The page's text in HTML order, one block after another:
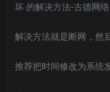
解决方法就是断网，然
推荐把时间修改为系统